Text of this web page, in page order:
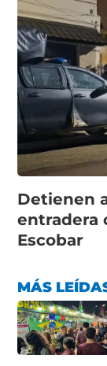
Detienen
entradera
Escobar
MÁS